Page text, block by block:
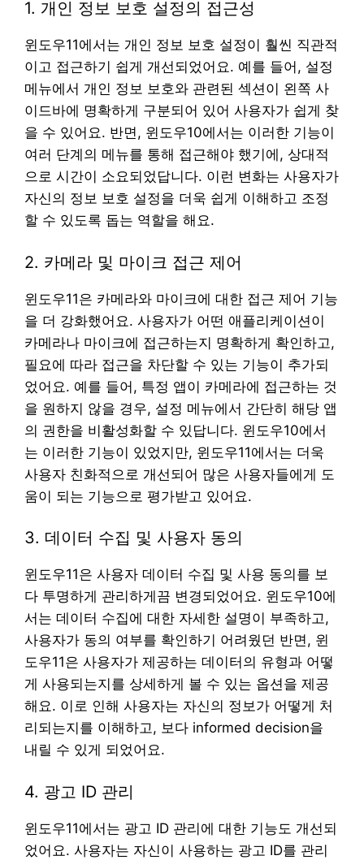
1. 개인 정보 보호 설정의 접근성
윈도우11에서는 개인 정보 보호 설정이 훨씬 직관적
이고 접근하기 쉽게 개선되었어요. 예를 들어, 설정
메뉴에서 개인 정보 보호와 관련된 섹션이 왼쪽 사
이드바에 명확하게 구분되어 있어 사용자가 쉽게 찾
을 수 있어요. 반면, 윈도우10에서는 이러한 기능이
여러 단계의 메뉴를 통해 접근해야 했기에, 상대적
으로 시간이 소요되었답니다. 이런 변화는 사용자가
자신의 정보 보호 설정을 더욱 쉽게 이해하고 조정
할 수 있도록 돕는 역할을 해요.
2. 카메라 및 마이크 접근 제어
윈도우11은 카메라와 마이크에 대한 접근 제어 기능
을 더 강화했어요. 사용자가 어떤 애플리케이션이
카메라나 마이크에 접근하는지 명확하게 확인하고,
필요에 따라 접근을 차단할 수 있는 기능이 추가되
었어요. 예를 들어, 특정 앱이 카메라에 접근하는 것
을 원하지 않을 경우, 설정 메뉴에서 간단히 해당 앱
의 권한을 비활성화할 수 있답니다. 윈도우10에서
는 이러한 기능이 있었지만, 윈도우11에서는 더욱
사용자 친화적으로 개선되어 많은 사용자들에게 도
움이 되는 기능으로 평가받고 있어요.
3. 데이터 수집 및 사용자 동의
윈도우11은 사용자 데이터 수집 및 사용 동의를 보
다 투명하게 관리하게끔 변경되었어요. 윈도우10에
서는 데이터 수집에 대한 자세한 설명이 부족하고,
사용자가 동의 여부를 확인하기 어려웠던 반면, 윈
도우11은 사용자가 제공하는 데이터의 유형과 어떻
게 사용되는지를 상세하게 볼 수 있는 옵션을 제공
해요. 이로 인해 사용자는 자신의 정보가 어떻게 처
리되는지를 이해하고, 보다 informed decision을
내릴 수 있게 되었어요.
4. 광고 ID 관리
윈도우11에서는 광고 ID 관리에 대한 기능도 개선되
었어요. 사용자는 자신이 사용하는 광고 ID를 관리